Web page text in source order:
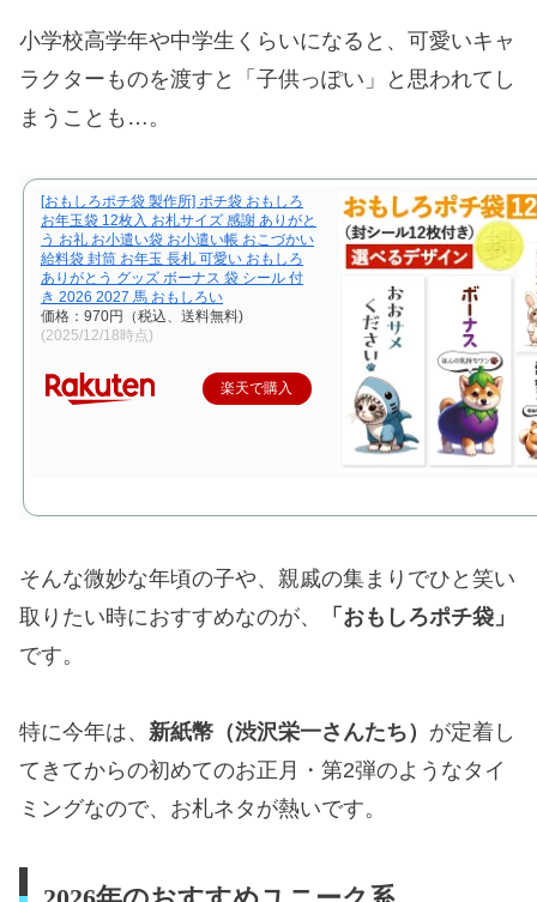
小学校高学年や中学生くらいになると、可愛いキャ
ラクターものを渡すと「子供っぽい」と思われてし
まうことも…。
[おもしろポチ袋 製作所] ポチ袋 おもしろ
お年玉袋 12枚入 お札サイズ 感謝 ありがと
う お礼 お小遣い袋 お小遣い帳 おこづかい
給料袋 封筒 お年玉 長札 可愛い おもしろ
ありがとう グッズ ボーナス 袋 シール 付
き 2026 2027 馬 おもしろい
価格：970円（税込、送料無料)
(2025/12/18時点)
楽天で購入
そんな微妙な年頃の子や、親戚の集まりでひと笑い
取りたい時におすすめなのが、
「おもしろポチ袋」
です。
特に今年は、 新紙幣（渋沢栄一さんたち） が定着し
てきてからの初めてのお正月・第2弾のようなタイ
ミングなので、お札ネタが熱いです。